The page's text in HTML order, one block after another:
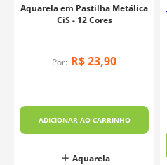
Aquarela em Pastilha Metálica
CiS - 12 Cores
Por: R$23,90
ADICIONAR AO CARRINHO
Aquarela